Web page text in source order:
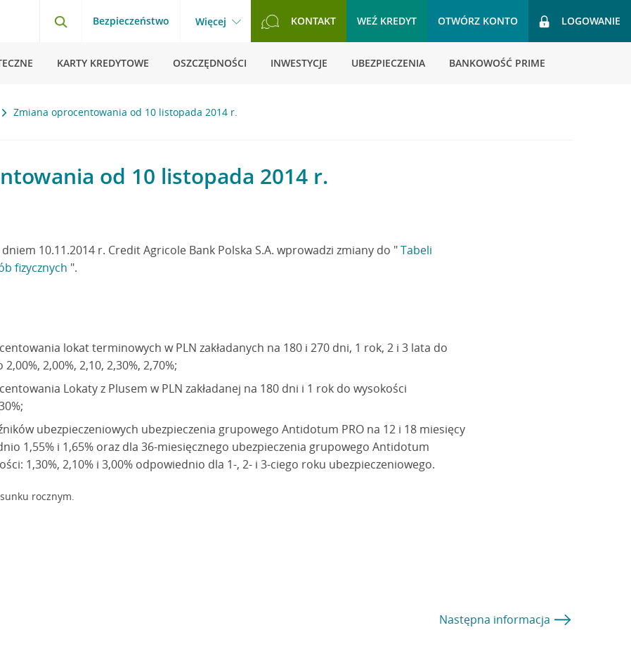
Bezpieczeństwo Więcej KONTAKT WEŹ KREDYT OTWÓRZ KONTO LOGOWANIE
KARTY KREDYTOWE OSZCZĘDNOŚCI INWESTYCJE UBEZPIECZENIA BANKOWOŚĆ PRIME
Zmiana oprocentowania od 10 listopada 2014 r.
od 10 listopada 2014 r.
10.11.2014 r. Credit Agricole Bank Polska S.A. wprowadzi zmiany do "Tabeli
fizycznych ".
lokat terminowych w PLN zakładanych na 180 i 270 dni, 1 rok, 2 i 3 lata do
2,00%, 2,10, 2,30%, 2,70%;
Lokaty z Plusem w PLN zakładanej na 180 dni i 1 rok do wysokości
ubezpieczeniowych ubezpieczenia grupowego Antidotum PRO na 12 i 18 miesięcy
1,55% i 1,65% oraz dla 36-miesięcznego ubezpieczenia grupowego Antidotum
1,30%, 2,10% i 3,00% odpowiednio dla 1-, 2- i 3-ciego roku ubezpieczeniowego.
rocznym.
Następna informacja